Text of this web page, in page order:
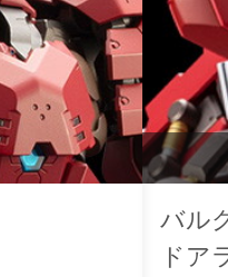
バル
ドア